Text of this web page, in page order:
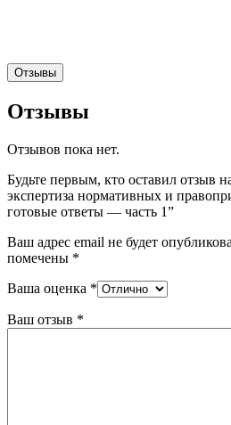
Отзывы
Отзывы
Отзывов пока нет.
Будьте первым, кто оставил отзыв
экспертиза нормативных и
готовые ответы — часть 1”
Ваш адрес email не будет
помечены *
Ваша оценка *
Ваш отзыв *